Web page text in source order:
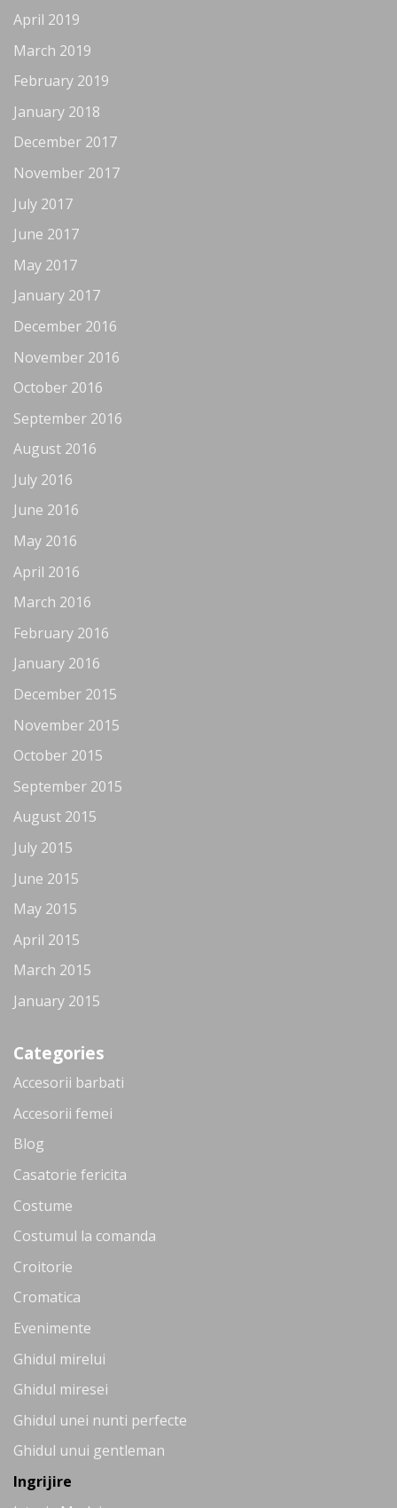
April 2019
March 2019
February 2019
January 2018
December 2017
November 2017
July 2017
June 2017
May 2017
January 2017
December 2016
November 2016
October 2016
September 2016
August 2016
July 2016
June 2016
May 2016
April 2016
March 2016
February 2016
January 2016
December 2015
November 2015
October 2015
September 2015
August 2015
July 2015
June 2015
May 2015
April 2015
March 2015
January 2015
Categories
Accesorii barbati
Accesorii femei
Blog
Casatorie fericita
Costume
Costumul la comanda
Croitorie
Cromatica
Evenimente
Ghidul mirelui
Ghidul miresei
Ghidul unei nunti perfecte
Ghidul unui gentleman
Ingrijire